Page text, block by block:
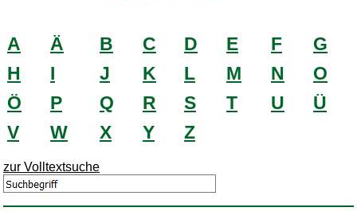
A Ä B C D E F
G
H
I J K L M N
O
Ö
P Q R S T U
Ü
V
W X Y Z
zur Volltextsuche